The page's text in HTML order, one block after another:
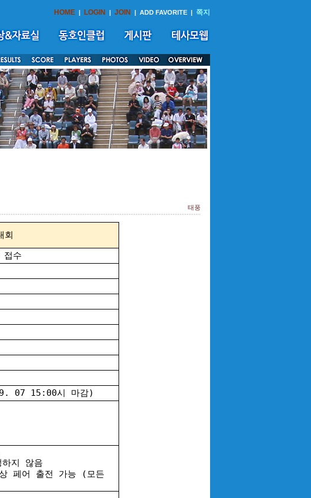
HOME | LOGIN | JOIN | ADD FAVORITE | 쪽지
태풍
회
수
07 15:00시 마감)
지 않음
페어 출전 가능 (모든